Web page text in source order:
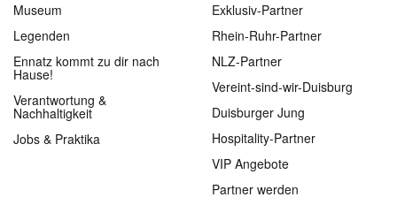
Museum
Legenden
Ennatz kommt zu dir nach
Hause!
Verantwortung &
Nachhaltigkeit
Jobs & Praktika
Exklusiv-Partner
Rhein-Ruhr-Partner
NLZ-Partner
Vereint-sind-wir-Duisburg
Duisburger Jung
Hospitality-Partner
VIP Angebote
Partner werden